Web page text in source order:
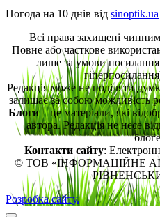
Погода на 10 днів від sinoptik.ua
Всі права захищені
Повне або часткове
лише за умови
Редакція може не поділяти
залишає за собою можливість
Блоги– це матеріали, які
автора. Редакція не несе
Контакти сайту:
© ТОВ «ІНФОРМАЦІЙНЕ
Розробка сайту.